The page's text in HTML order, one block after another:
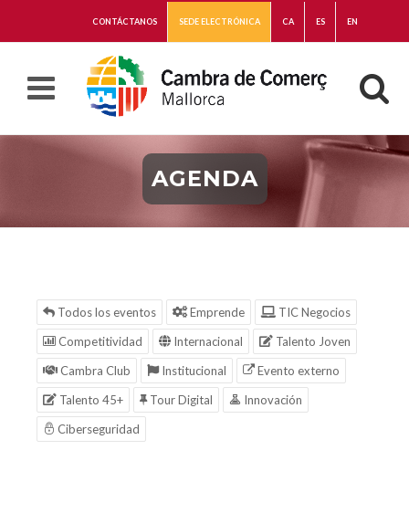
CONTÁCTANOS SEDE ELECTRÓNICA CA ES EN
AGENDA
Todos los eventos Emprende
TIC Negocios
Competitividad
Internacional
Talento Joven
Cambra Club
Institucional
Evento externo
Talento 45+
Tour Digital
Innovación
Ciberseguridad